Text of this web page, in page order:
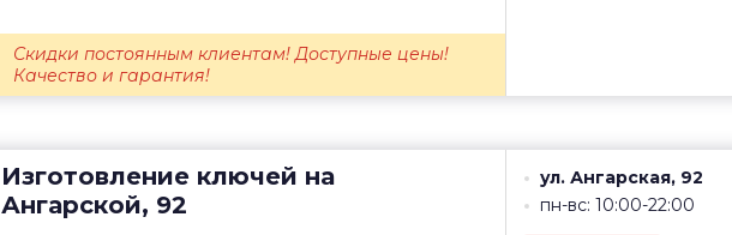
Скидки постоянным клиентам! Доступные цены!
Качество и гарантия!
Изготовление ключей на
Ангарской, 92
ул. Ангарская, 92
пн-вс: 10:00-22:00